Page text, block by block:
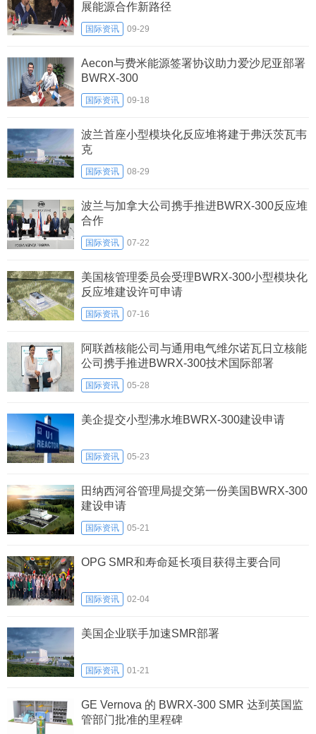
展能源合作新路径
国际资讯 09-29
Aecon与费米能源签署协议助力爱沙尼亚部署
BWRX-300
国际资讯 09-18
波兰首座小型模块化反应堆将建于弗沃茨瓦韦
克
国际资讯 08-29
波兰与加拿大公司携手推进BWRX-300反应堆
合作
国际资讯 07-22
美国核管理委员会受理BWRX-300小型模块化
反应堆建设许可申请
国际资讯 07-16
阿联酋核能公司与通用电气维尔诺瓦日立核能
公司携手推进BWRX-300技术国际部署
国际资讯 05-28
美企提交小型沸水堆BWRX-300建设申请
国际资讯 05-23
田纳西河谷管理局提交第一份美国BWRX-300
建设申请
国际资讯 05-21
OPG SMR和寿命延长项目获得主要合同
国际资讯 02-04
美国企业联手加速SMR部署
国际资讯 01-21
GE Vernova 的 BWRX-300 SMR 达到英国监
管部门批准的里程碑